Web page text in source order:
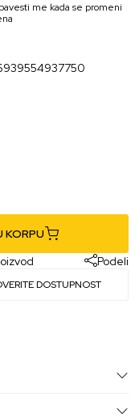
me kada se promeni
KORPU
Podeli
DOSTUPNOST